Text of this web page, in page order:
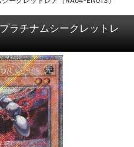
ラチナムシークレットレ